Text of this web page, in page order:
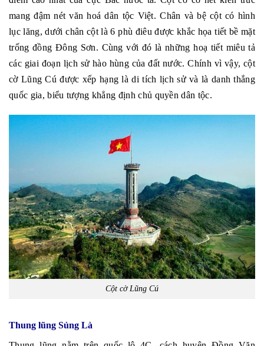
mang đậm nét văn hoá dân tộc Việt. Chân và bệ cột có hình
lục lăng, dưới chân cột là 6 phù điêu được khắc họa tiết bề mặt
trống đồng Đông Sơn. Cùng với đó là những hoạ tiết miêu tả
các giai đoạn lịch sử hào hùng của đất nước. Chính vì vậy, cột
cờ Lũng Cú được xếp hạng là di tích lịch sử và là danh thắng
quốc gia, biểu tượng khẳng định chủ quyền dân tộc.
Cột cờ Lũng Cú
Thung lũng Sủng Là